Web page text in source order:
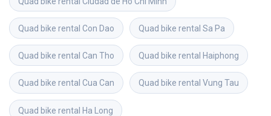
Quad bike rental Con Dao Quad bike rental Sa Pa
Quad bike rental Can Tho Quad bike rental Haiphong
Quad bike rental Cua Can Quad bike rental Vung Tau
Quad bike rental Ha Long